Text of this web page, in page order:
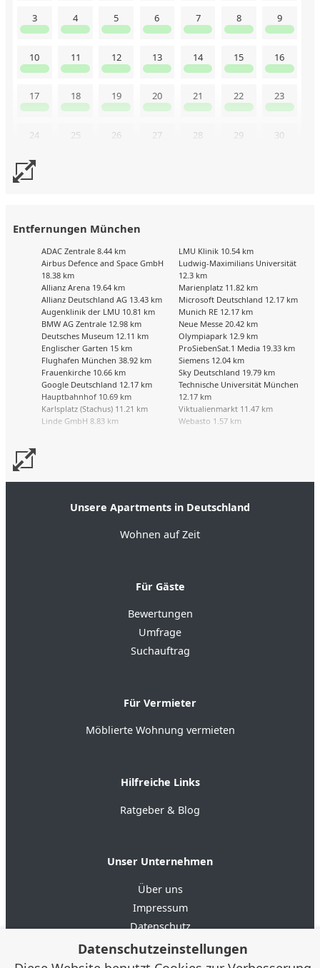
3 4 5 6 7 8 9
10 11 12 13 14 15 16
17 18 19 20 21 22 23
24 25 26 27 28 29 30
Entfernungen München
ADAC Zentrale 8.44 km
Airbus Defence and Space GmbH
18.38 km
Allianz Arena 19.64 km
Allianz Deutschland AG 13.43 km
Augenklinik der LMU 10.81 km
BMW AG Zentrale 12.98 km
Deutsches Museum 12.11 km
Englischer Garten 15 km
Flughafen München 38.92 km
Frauenkirche 10.66 km
Google Deutschland 12.17 km
Hauptbahnhof 10.69 km
Karlsplatz (Stachus) 11.21 km
Linde GmbH 8.83 km
LMU Klinik 10.54 km
Ludwig-Maximilians Universität
12.3 km
Marienplatz 11.82 km
Microsoft Deutschland 12.17 km
Munich RE 12.17 km
Neue Messe 20.42 km
Olympiapark 12.9 km
ProSiebenSat.1 Media 19.33 km
Siemens 12.04 km
Sky Deutschland 19.79 km
Technische Universität München
12.17 km
Viktualienmarkt 11.47 km
Webasto 1.57 km
Unsere Apartments in Deutschland
Wohnen auf Zeit
Für Gäste
Bewertungen
Umfrage
Suchauftrag
Für Vermieter
Möblierte Wohnung vermieten
Hilfreiche Links
Ratgeber & Blog
Unser Unternehmen
Über uns
Impressum
Datenschutz
AGB
Datenschutzeinstellungen